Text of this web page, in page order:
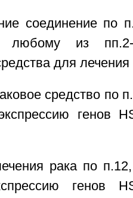
соединение по
любому из
для лечения
средство по
генов
рака по
генов